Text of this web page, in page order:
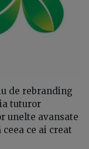
de rebranding
tuturor
unelte avansate
ce ai creat